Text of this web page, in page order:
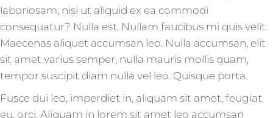
laboriosam, nisi ut aliquid ex ea commodi
consequatur? Nulla est. Nullam faucibus mi quis velit.
Maecenas aliquet accumsan leo. Nulla accumsan, elit
sit amet varius semper, nulla mauris mollis quam,
tempor suscipit diam nulla vel leo. Quisque porta.
Fusce dui leo, imperdiet in, aliquam sit amet, feugiat
eu, orci. Aliquam in lorem sit amet leo accumsan